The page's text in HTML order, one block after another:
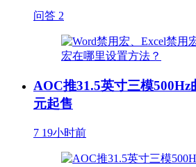
问答 2
AOC推31.5英寸三模500Hz
元起售
7 19小时前